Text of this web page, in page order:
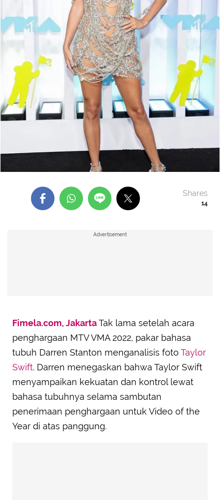
14
Shares
Advertisement
Fimela.com, JakartaTak lama setelah acara
penghargaan MTV VMA 2022, pakar bahasa
tubuh Darren Stanton menganalisis foto Taylor
Swift. Darren menegaskan bahwa Taylor Swift
menyampaikan kekuatan dan kontrol lewat
bahasa tubuhnya selama sambutan
penerimaan penghargaan untuk Video of the
Year di atas panggung.